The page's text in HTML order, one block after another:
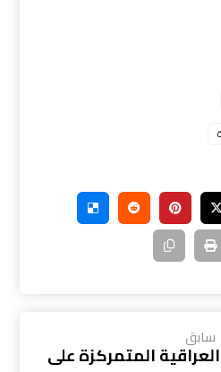
سابق
المتمركزة على